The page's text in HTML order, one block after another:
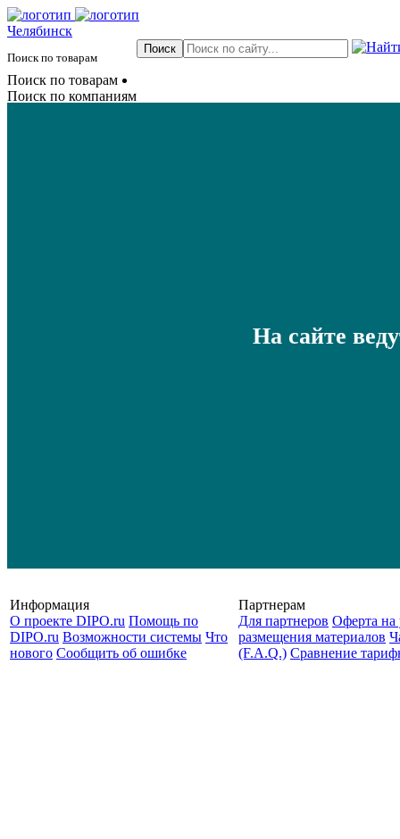
Челябинск
Поиск по товарам
Поиск по товарам
Поиск по компаниям
На сайте
Информация
О проекте DIPO.ru Помощь по
DIPO.ru Возможности системы Что
нового Сообщить об ошибке
Партнерам
Для партнеров Оферта на
размещения материалов
(F.A.Q.) Cравнение